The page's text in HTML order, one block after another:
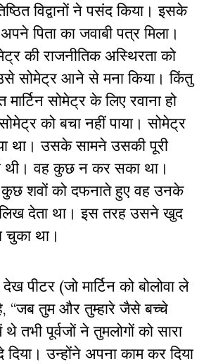
विद्वानों ने पसंद किया। इसके
पिता का जवाबी पत्र मिला।
की राजनीतिक अस्थिरता को
सोमेट्र आने से मना किया। किंतु
सोमेट्र के लिए रवाना हो
को बचा नहीं पाया। सोमेट्र
था। उसके सामने उसकी पूरी
थी। वह कुछ न कर सका था।
कुछ शवों को दफनाते हुए वह उनके
देता था। इस तरह उसने खुद
चुका था।
देख पीटर (जो मार्टिन को बोलोवा ले
“जब तुम और तुम्हारे जैसे बच्चे
तभी पूर्वजों ने तुमलोगों को सारा
दिया। उन्होंने अपना काम कर दिया